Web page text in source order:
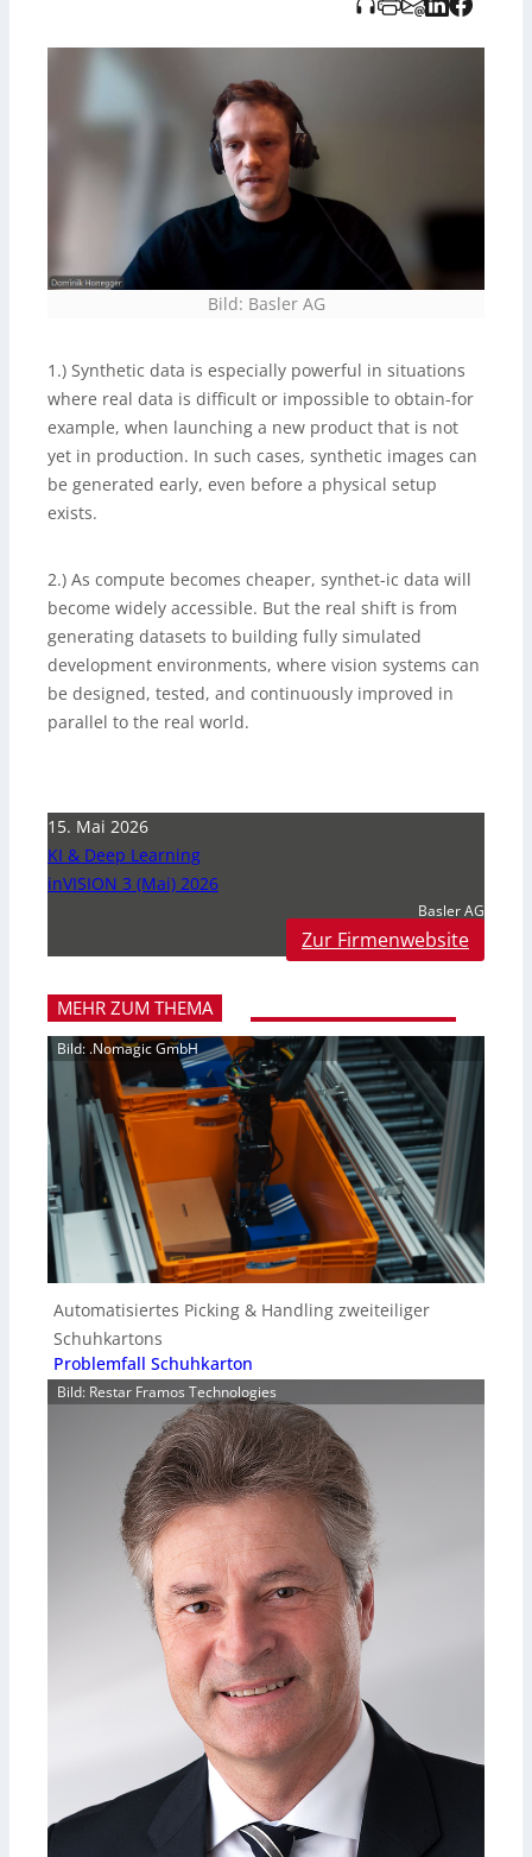
parallel zur realen Welt
werden. Die Audioaufnahme wurde KI-gestützt erstellt
und vom TIDO Verlag bereitgestellt.
Bild: Basler AG
1.) Synthetic data is especially powerful in situations
where real data is difficult or impossible to obtain-for
example, when launching a new product that is not
yet in production. In such cases, synthetic images can
be generated early, even before a physical setup
exists.
2.) As compute becomes cheaper, synthet-ic data will
become widely accessible. But the real shift is from
generating datasets to building fully simulated
development environments, where vision systems can
be designed, tested, and continuously improved in
parallel to the real world.
15. Mai 2026
KI & Deep Learning
inVISION 3 (Mai) 2026
Basler AG
Zur Firmenwebsite
MEHR ZUM THEMA
Bild: .Nomagic GmbH
Automatisiertes Picking & Handling zweiteiliger
Schuhkartons
Problemfall Schuhkarton
Bild: Restar Framos Technologies